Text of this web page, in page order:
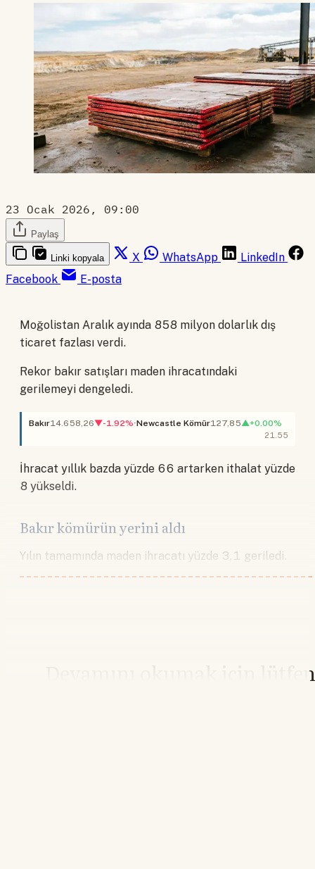
23 Ocak 2026, 09:00
Paylaş
Linki kopyala X WhatsApp
LinkedIn
Facebook
E-posta
Moğolistan Aralık ayında 858 milyon dolarlık dış
ticaret fazlası verdi.
Rekor bakır satışları maden ihracatındaki
gerilemeyi dengeledi.
Bakır14.658,26▼-1.92% Newcastle Kömür127,85▲+0.00%
21.55
İhracat yıllık bazda yüzde 66 artarken ithalat yüzde
8 yükseldi.
Bakır kömürün yerini aldı
Yılın tamamında maden ihracatı yüzde 3,1 geriledi.
Devamını okumak için lütfen